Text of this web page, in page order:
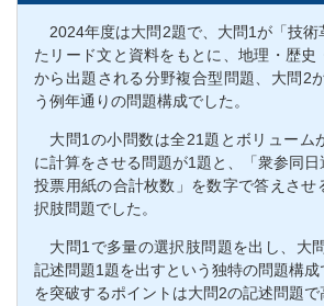
2024年度は大問2題で、大問1が「技術
たリード文と資料をもとに、地理・歴史
から出題される分野複合型問題、大問2
う例年通りの問題構成でした。
大問1の小問数は全21題とボリューム
に計算をさせる問題が1題と、「衆参同
投票用紙の合計枚数」を数字で答えさせ
択肢問題でした。
大問1で多量の選択肢問題を出し、大
記述問題1題を出すという独特の問題構
を突破するポイントは大問2の記述問題